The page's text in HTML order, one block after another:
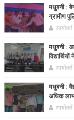
मधुबनी :
ग्रामीण
मधुबनी :
मधुबनी :
अधिक